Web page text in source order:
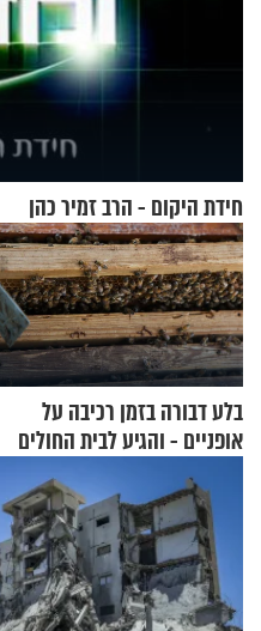
חידת היקום - הרב זמיר כהן
בלע דבורה בזמן רכיבה על
אופניים - והגיע לבית החולים
במצב מסכן חיים